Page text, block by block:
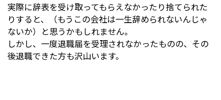
実際に辞表を受け取ってもらえなかったり捨てられた
りすると、（もうこの会社は一生辞められないんじゃ
ないか）と思うかもしれません。
しかし、一度退職届を受理されなかったものの、その
後退職できた方も沢山います。